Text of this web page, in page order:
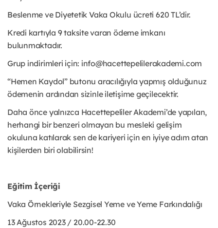
Beslenme ve Diyetetik Vaka Okulu ücreti 620 TL’dir.
Kredi kartıyla 9 taksite varan ödeme imkanı
bulunmaktadır.
Grup indirimleri için: info@hacettepelilerakademi.com
“Hemen Kaydol” butonu aracılığıyla yapmış olduğunuz
ödemenin ardından sizinle iletişime geçilecektir.
Daha önce yalnızca Hacettepeliler Akademi’de yapılan,
herhangi bir benzeri olmayan bu mesleki gelişim
okuluna katılarak sen de kariyeri için en iyiye adım atan
kişilerden biri olabilirsin!
Eğitim İçeriği
Vaka Örnekleriyle Sezgisel Yeme ve Yeme Farkındalığı
13 Ağustos 2023 / 20.00-22.30